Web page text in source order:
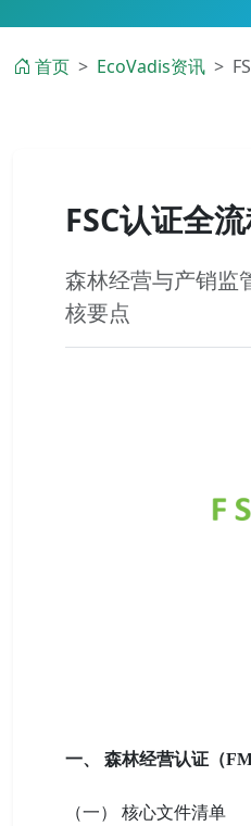
首页 EcoVadis资讯
FSC认证全
森林经营与产销监
核要点
一、 森林经营认证（
（一） 核心文件清单